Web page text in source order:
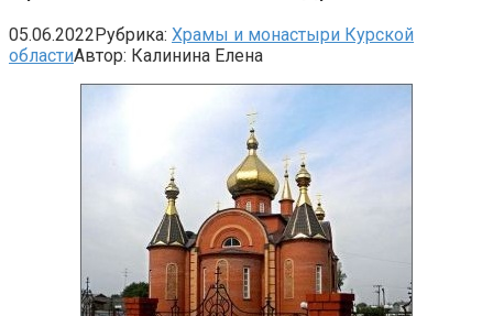
05.06.2022Рубрика: Храмы и монастыри Курской
областиАвтор: Калинина Елена